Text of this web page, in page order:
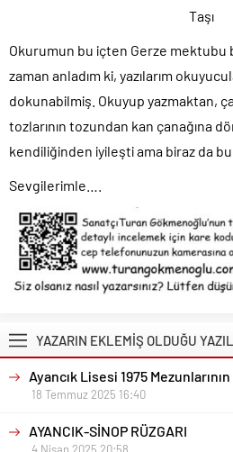
Taşı
Okurumun bu içten Gerze mektubu
zaman anladım ki, yazılarım
dokunabilmiş. Okuyup yazmaktan,
tozlarının tozundan kan çanağına
kendiliğinden iyileşti ama biraz da
Sevgilerimle….
YAZARIN EKLEMİŞ OLDUĞU
Ayancık Lisesi 1975
18 Temmuz 2025 16:40
AYANCIK-SİNOP RÜZGARI